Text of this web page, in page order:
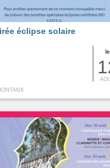
le
éclipse solaire